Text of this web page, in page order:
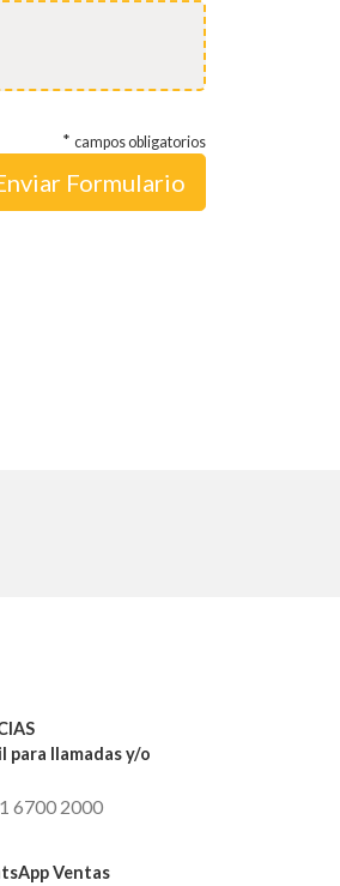
* campos obligatorios
para llamadas y/o
6700 2000
Ventas